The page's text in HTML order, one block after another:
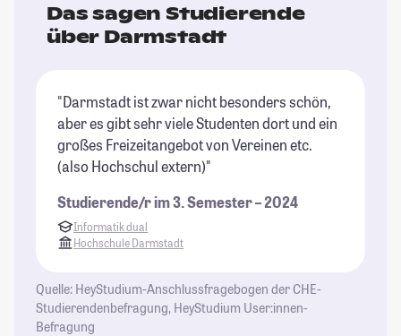
Das sagen Studierende
über Darmstadt
"Darmstadt ist zwar nicht besonders schön,
aber es gibt sehr viele Studenten dort und ein
großes Freizeitangebot von Vereinen etc.
(also Hochschul extern)"
Studierende/r im 3. Semester – 2024
Informatik dual
Hochschule Darmstadt
Quelle: HeyStudium-Anschlussfragebogen der CHE-
Studierendenbefragung, HeyStudium User:innen-
Befragung